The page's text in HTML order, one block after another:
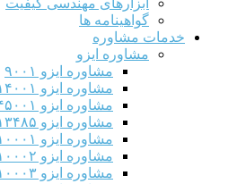
گواهینامه ها
خدمات مشاوره
مشاوره ایزو
مشاوره ایزو ۹۰۰۱
مشاوره ایزو ۱۴۰۰۱
مشاوره ایزو ۴۵۰۰۱
مشاوره ایزو ۱۳۴۸۵
مشاوره ایزو ۱۰۰۰۱
مشاوره ایزو ۱۰۰۰۲
مشاوره ایزو ۱۰۰۰۳